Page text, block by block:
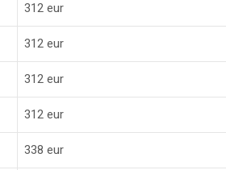
312 eur
312 eur
312 eur
312 eur
338 eur